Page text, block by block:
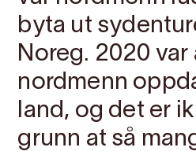
byta ut
Noreg. 2020 var
nordmenn
land, og det er
grunn at så